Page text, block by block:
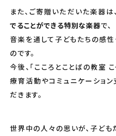
また、ご寄贈いただいた楽器は、
でることができる特別な楽器で、
音楽を通して子どもたちの感
のです。
今後、「こころとことばの教室 こ
療育活動やコミュニケーショ
だきます。
世界中の人々の思いが、子ども